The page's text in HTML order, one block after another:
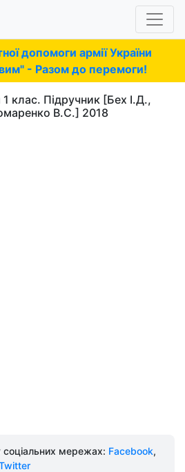
допомоги армії України
- Разом до перемоги!
клас. Підручник [Бех І.Д.,
В.С.] 2018
соціальних мережах: Facebook,